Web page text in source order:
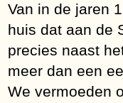
Van in de jaren
huis dat aan de
precies naast
meer dan een
We vermoeden